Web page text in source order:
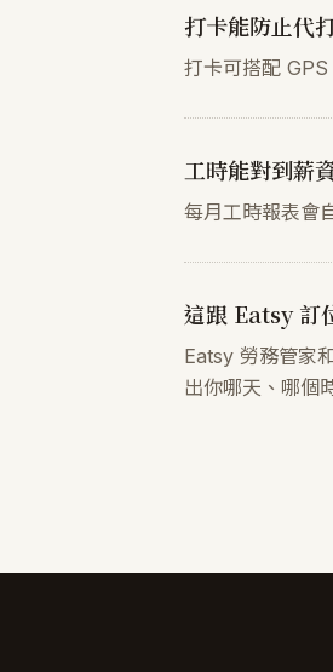
打卡能防止代
打卡可搭配
工時能對到薪
每月工時報表會
這跟 Eatsy 訂
Eatsy 勞務管家
出你哪天、哪個